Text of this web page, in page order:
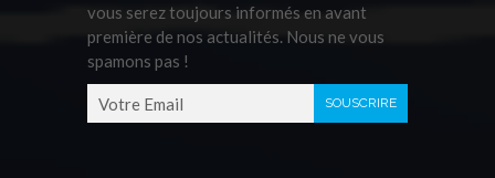
vous serez toujours informés en avant
première de nos actualités. Nous ne vous
spamons pas !